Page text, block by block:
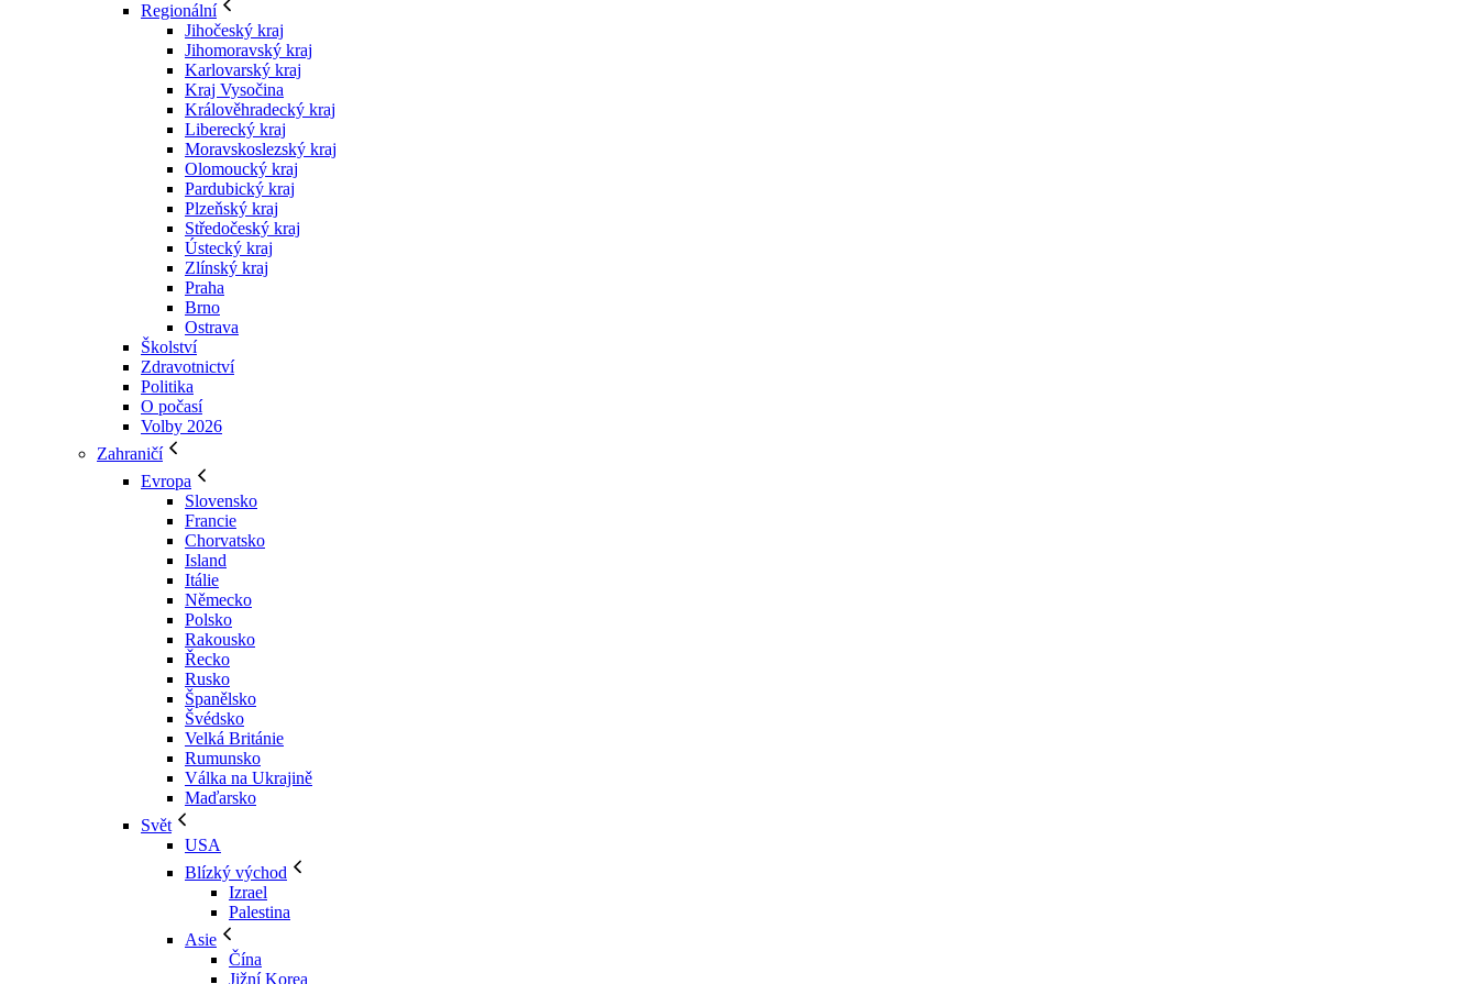
Regionální
Jihočeský kraj
Jihomoravský kraj
Karlovarský kraj
Kraj Vysočina
Králověhradecký kraj
Liberecký kraj
Moravskoslezský kraj
Olomoucký kraj
Pardubický kraj
Plzeňský kraj
Středočeský kraj
Ústecký kraj
Zlínský kraj
Praha
Brno
Ostrava
Školství
Zdravotnictví
Politika
O počasí
Volby 2026
Zahraničí
Evropa
Slovensko
Francie
Chorvatsko
Island
Itálie
Německo
Polsko
Rakousko
Řecko
Rusko
Španělsko
Švédsko
Velká Británie
Rumunsko
Válka na Ukrajině
Maďarsko
Svět
USA
Blízký východ
Izrael
Palestina
Asie
Čína
Jižní Korea